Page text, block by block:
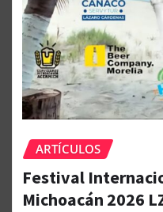
ARTÍCULOS
Festival
Michoacán 2026